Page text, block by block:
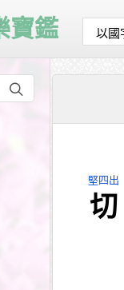
寶鑑
堅四出
切